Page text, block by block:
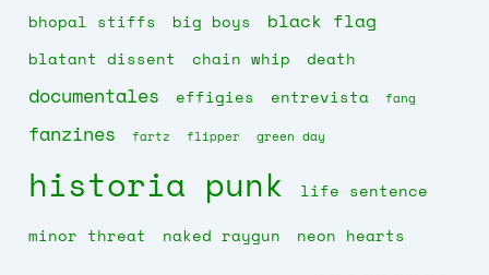
bhopal stiffs big boys black flag
blatant dissent chain whip death
documentales effigies entrevista fang
fanzines fartz flipper green day
historia punk life sentence
minor threat naked raygun neon hearts